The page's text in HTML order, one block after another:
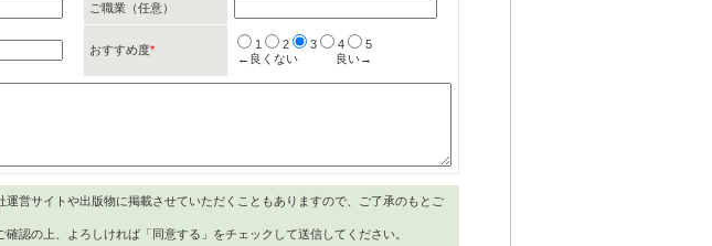
ご職業（任意）
おすすめ度* 1 2 3 4
5
←良くない
良い→
営サイトや出版物に掲載させていただくこともありますので、ご了承のもとご
確認の上、よろしければ「同意する」をチェックして送信してください。